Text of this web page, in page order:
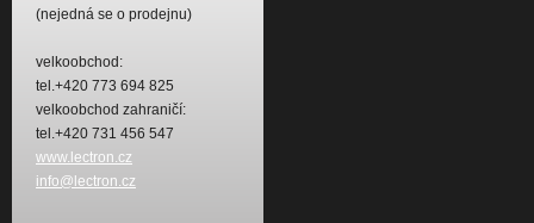
(nejedná se o prodejnu)
velkoobchod:
tel.+420 773 694 825
velkoobchod zahraničí:
tel.+420 731 456 547
www.lectron.cz
info@lectron.cz